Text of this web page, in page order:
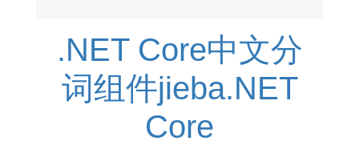
.NET Core中文分
词组件jieba.NET
Core